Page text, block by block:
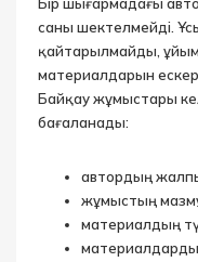
Бір шығармадағы
саны шектелмейді.
қайтарылмайды,
материалдарын
Байқау жұмыстары
бағаланады:
автордың
жұмыстың
материалдың